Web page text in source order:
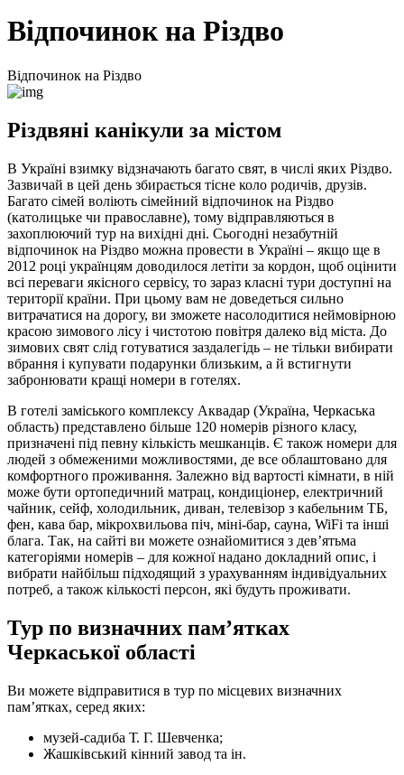
Відпочинок на Різдво
Відпочинок на Різдво
Різдвяні канікули за містом
В Україні взимку відзначають багато свят, в числі яких Різдво.
Зазвичай в цей день збирається тісне коло родичів, друзів.
Багато сімей воліють сімейний відпочинок на Різдво
(католицьке чи православне), тому відправляються в
захоплюючий тур на вихідні дні. Сьогодні незабутній
відпочинок на Різдво можна провести в Україні – якщо ще в
2012 році українцям доводилося летіти за кордон, щоб оцінити
всі переваги якісного сервісу, то зараз класні тури доступні на
території країни. При цьому вам не доведеться сильно
витрачатися на дорогу, ви зможете насолодитися неймовірною
красою зимового лісу і чистотою повітря далеко від міста. До
зимових свят слід готуватися заздалегідь – не тільки вибирати
вбрання і купувати подарунки близьким, а й встигнути
забронювати кращі номери в готелях.
В готелі заміського комплексу Аквадар (Україна, Черкаська
область) представлено більше 120 номерів різного класу,
призначені під певну кількість мешканців. Є також номери для
людей з обмеженими можливостями, де все облаштовано для
комфортного проживання. Залежно від вартості кімнати, в ній
може бути ортопедичний матрац, кондиціонер, електричний
чайник, сейф, холодильник, диван, телевізор з кабельним ТБ,
фен, кава бар, мікрохвильова піч, міні-бар, сауна, WiFi та інші
блага. Так, на сайті ви можете ознайомитися з дев’ятьма
категоріями номерів – для кожної надано докладний опис, і
вибрати найбільш підходящий з урахуванням індивідуальних
потреб, а також кількості персон, які будуть проживати.
Тур по визначних пам’ятках
Черкаської області
Ви можете відправитися в тур по місцевих визначних
пам’ятках, серед яких:
музей-садиба Т. Г. Шевченка;
Жашківський кінний завод та ін.